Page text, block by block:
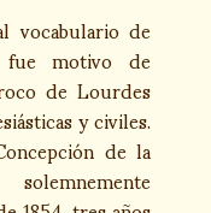
vocabulario de
motivo de
de Lourdes
y civiles.
de la